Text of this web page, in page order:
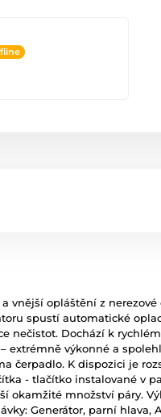
vnější opláštění z nerezové
spustí automatické
nečistot. Dochází k
extrémně výkonné a
čerpadlo. K dispozici je
- tlačítko instalované v
okamžité množství páry.
Generátor, parní hlava,